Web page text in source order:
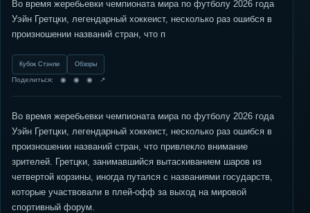
Во время жеребьевки чемпионата мира по футболу 2026 года
Уэйн Гретцки, легендарный хоккеист, несколько раз ошибся в
произношении названий стран, что п
Кубок Стэнли Обзоры
Поделиться: ◉ ◉ ◉ ↗
Во время жеребьевки чемпионата мира по футболу 2026 года
Уэйн Гретцки, легендарный хоккеист, несколько раз ошибся в
произношении названий стран, что привлекло внимание
зрителей. Гретцки, занимавшийся вытаскиванием шаров из
четвертой корзины, иногда путался с названиями государств,
которые участвовали в плей-офф за выход на мировой
спортивный форум.